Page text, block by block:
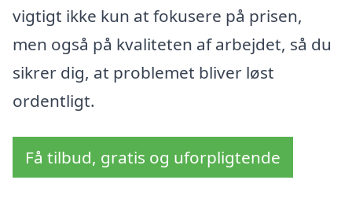
vigtigt ikke kun at fokusere på prisen,
men også på kvaliteten af arbejdet, så du
sikrer dig, at problemet bliver løst
ordentligt.
Få tilbud, gratis og uforpligtende